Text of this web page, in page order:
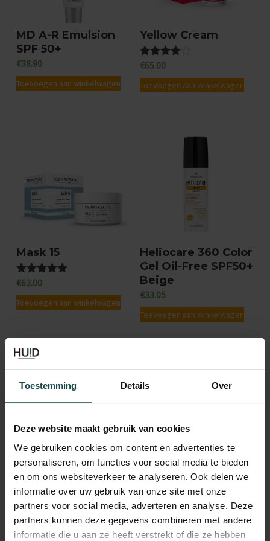
Toestemming Details Over
Deze website maakt gebruik van cookies
We gebruiken cookies om content en advertenties te
personaliseren, om functies voor social media te bieden
en om ons websiteverkeer te analyseren. Ook delen we
informatie over uw gebruik van onze site met onze
partners voor social media, adverteren en analyse. Deze
partners kunnen deze gegevens combineren met andere
informatie die u aan ze heeft verstrekt of die ze hebben
t
i
MD A-R Emulsion
SPF 50+
€38.90
Toevoegen aan winkelwagen
Yellow Cream
Gewaardeer
4.67
uit 5
€65.00
Toevoegen aan winkelwagen
Mask 15
Gewaardeerd
uit 5
€63.00
Toevoegen aan winkelwagen
Heliocare 360 Color
Gel Oil-Free SPF50+
Beige
€33.05
Toevoegen aan winkelwagen
Age Active Fluid
SPF 50
€36.00
Lees verder
Renewpeel Masque
€ 92.00
Toevoegen aan winkelwagen